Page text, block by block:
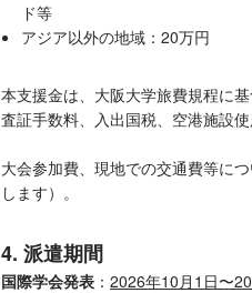
ド等
アジア以外の地域：20万円
本支援金は、大阪大学旅費規程に
査証手数料、入出国税、空港施設
大会参加費、現地での交通費等に
します）。
4. 派遣期間
国際学会発表 ： 2026年10月1日〜